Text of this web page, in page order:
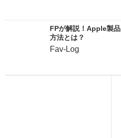
FPが解説！Apple製
方法とは？
Fav-Log